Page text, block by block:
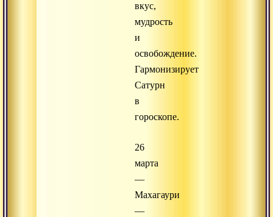
вкус,
мудрость
и
освобождение.
Гармонизирует
Сатурн
в
гороскопе.
26
марта
—
Махагаури
—